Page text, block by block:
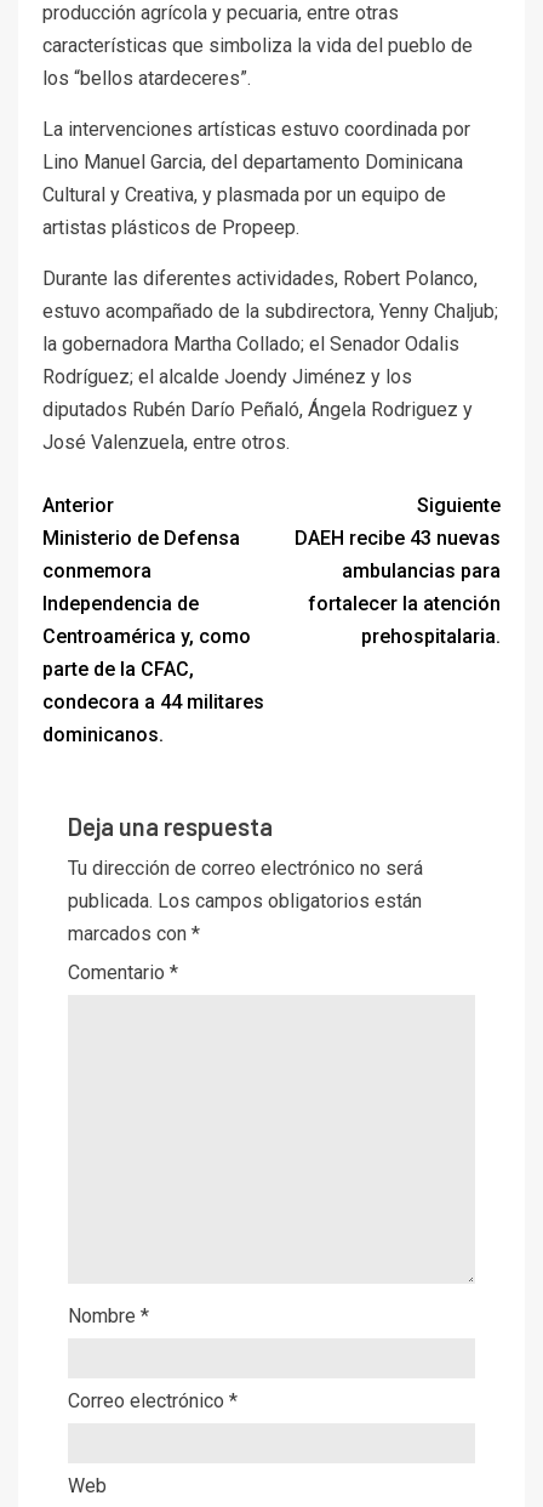
producción agrícola y pecuaria, entre otras
características que simboliza la vida del pueblo de
los “bellos atardeceres”.
La intervenciones artísticas estuvo coordinada por
Lino Manuel Garcia, del departamento Dominicana
Cultural y Creativa, y plasmada por un equipo de
artistas plásticos de Propeep.
Durante las diferentes actividades, Robert Polanco,
estuvo acompañado de la subdirectora, Yenny Chaljub;
la gobernadora Martha Collado; el Senador Odalis
Rodríguez; el alcalde Joendy Jiménez y los
diputados Rubén Darío Peñaló, Ángela Rodriguez y
José Valenzuela, entre otros.
Anterior
Ministerio de Defensa
conmemora
Independencia de
Centroamérica y, como
parte de la CFAC,
condecora a 44 militares
dominicanos.
Siguiente
DAEH recibe 43 nuevas
ambulancias para
fortalecer la atención
prehospitalaria.
Deja una respuesta
Tu dirección de correo electrónico no será
publicada. Los campos obligatorios están
marcados con *
Comentario *
Nombre *
Correo electrónico *
Web